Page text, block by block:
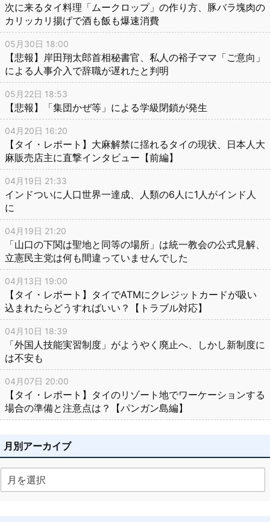
次に来るタイ料理「ムークロップ」の作り方、豚バラ塊肉の
カリッカリ揚げで酒も飯も爆速消費
05月30日 18:00
【悲報】岸田翔太郎首相秘書官、私人の裕子ママ「ご意向」
による人事介入で辞職が遅れたと判明
05月22日 18:53
【悲報】「集団かぜ等」による学級閉鎖が発生
04月20日 16:20
【タイ・レポート】大麻解禁に揺れるタイの現状、日本人大
麻販売店主に直撃インタビュー【前編】
04月19日 21:33
インドついに人口世界一達成、人類の6人に1人がインド人
に
04月19日 21:20
「山口の下関は聖地と同等の場所」は統一教会の公式見解、
立憲民主党は何も間違っていませんでした
04月13日 19:00
【タイ・レポート】タイでATMにクレジットカードが吸い
込まれたらどうすればいい？【トラブル対応】
04月10日 18:39
「外国人技能実習制度」がようやく廃止へ、しかし新制度に
は不安も
04月07日 20:00
【タイ・レポート】タイのリゾート地でワーケーションする
場合の準備と注意点は？【パンガン島編】
月別アーカイブ